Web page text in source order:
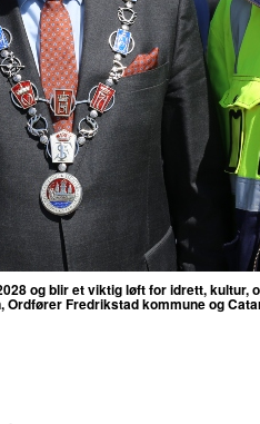
og blir et viktig løft for idrett, kultur,
Fredrikstad kommune og